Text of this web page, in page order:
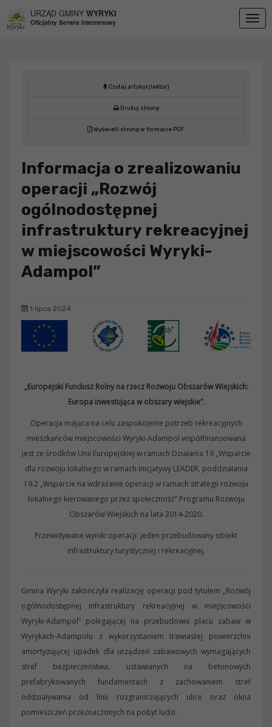
URZĄD GMINY WYRYKI
Oficjalny Serwis Internetowy
Czytaj artykuł (lektor)
Drukuj stronę
Wyświetl stronę w formacie PDF
Informacja o zrealizowaniu
operacji „Rozwój
ogólnodostępnej
infrastruktury rekreacyjnej
w miejscowości Wyryki-
Adampol”
1 lipca 2024
„Europejski Fundusz Rolny na rzecz Rozwoju Obszarów Wiejskich:
Europa inwestująca w obszary wiejskie”.
Operacja mająca na celu zaspokojenie potrzeb rekreacyjnych
mieszkańców miejscowości Wyryki-Adampol współfinansowana
jest ze środków Unii Europejskiej w ramach Działania 19 „Wsparcie
dla rozwoju lokalnego w ramach inicjatywy LEADER, poddziałania
19.2 „Wsparcie na wdrażanie operacji w ramach strategii rozwoju
lokalnego kierowanego przez społeczność” Programu Rozwoju
Obszarów Wiejskich na lata 2014-2020.
Przewidywane wyniki operacji: jeden przebudowany obiekt
infrastruktury turystycznej i rekreacyjnej.
Gmina Wyryki zakończyła realizację operacji pod tytułem „Rozwój
ogólnodostępnej infrastruktury rekreacyjnej w miejscowości
Wyryki-Adampol” polegającej na przebudowie placu zabaw w
Wyrykach-Adampolu z wykorzystaniem trawiastej powierzchni
amortyzującej upadek dla urządzeń zabawowych wymagających
stref bezpieczeństwa, ustawianych na betonowych
prefabrykowanych fundamentach z zachowaniem stref
oddziaływania od linii rozgraniczających ulice oraz okna
pomieszczeń przeznaczonych na pobyt ludzi.